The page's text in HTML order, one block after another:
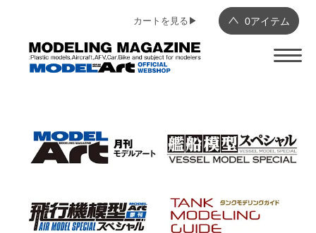
0アイテム
カートを見る▶︎